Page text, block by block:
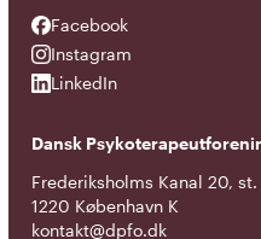
Facebook
Facebook
Instagram
Instagram
LinkedIn
LinkedIn
Dansk
Frederiksholms Kanal 20, st.
1220 København K
kontakt@dpfo.dk